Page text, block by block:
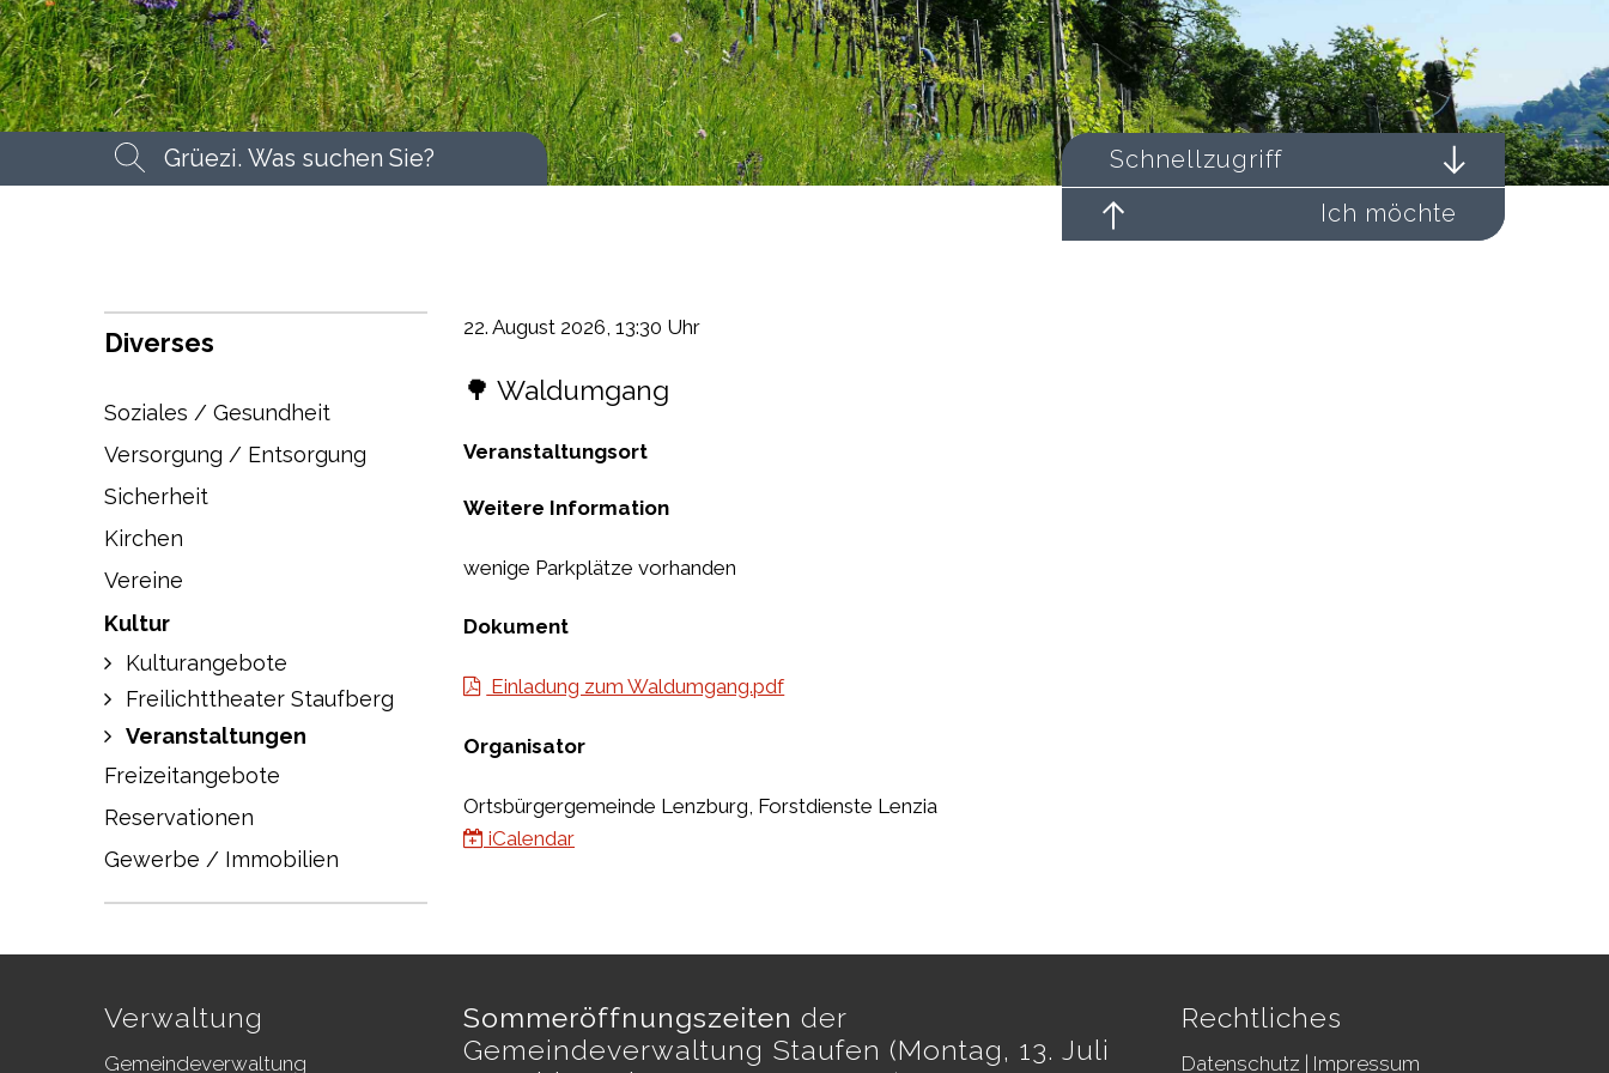
Suchbegriff Suche starten
Schnellzugriff
Ich möchte
Diverses
Soziales / Gesundheit
Versorgung / Entsorgung
Sicherheit
Kirchen
Vereine
Kultur
Kulturangebote
Freilichttheater Staufberg
Veranstaltungen
Freizeitangebote
Reservationen
Gewerbe / Immobilien
22. August 2026 , 13:30 Uhr
🌳 Waldumgang
Veranstaltungsort
Weitere Information
wenige Parkplätze vorhanden
Dokument
Einladung zum Waldumgang.pdf
Organisator
Ortsbürgergemeinde Lenzburg, Forstdienste Lenzia
iCalendar
Verwaltung
Gemeindeverwaltung
Sommeröffnungszeiten der
Gemeindeverwaltung Staufen (Montag, 13. Juli
Rechtliches
Datenschutz | Impressum